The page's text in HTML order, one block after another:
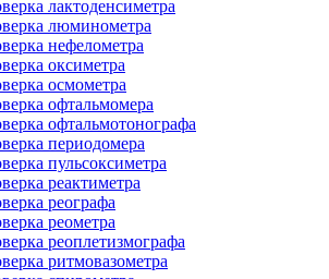
лактоденсиметра
люминометра
нефелометра
оксиметра
осмометра
офтальмомера
офтальмотонографа
периодомера
пульсоксиметра
реактиметра
реографа
реометра
реоплетизмографа
ритмовазометра